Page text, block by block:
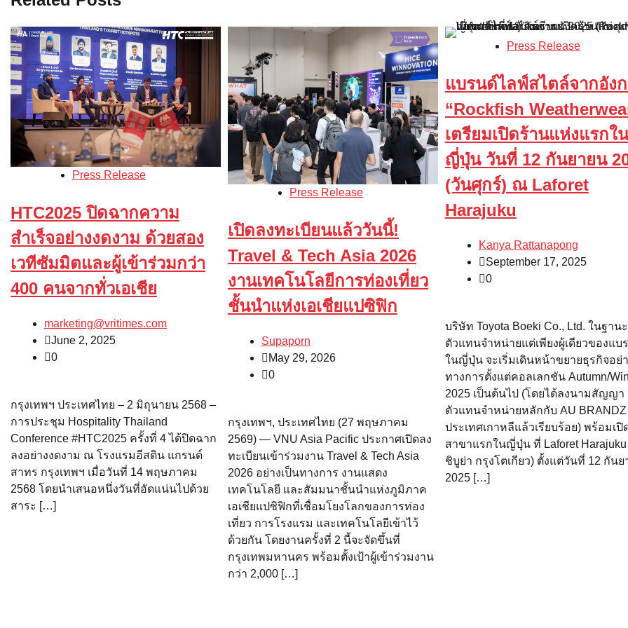
Press Release
HTC2025 ปิดฉากความ
สำเร็จอย่างงดงาม ด้วยสอง
เวทีซัมมิตและผู้เข้าร่วมกว่า
400 คนจากทั่วเอเชีย
marketing@vritimes.com
June 2, 2025
0
กรุงเทพฯ ประเทศไทย – 2 มิถุนายน 2568 –
การประชุม Hospitality Thailand
Conference #HTC2025 ครั้งที่ 4 ได้ปิดฉาก
ลงอย่างงดงาม ณ โรงแรมอีสติน แกรนด์
สาทร กรุงเทพฯ เมื่อวันที่ 14 พฤษภาคม
2568 โดยนำเสนอหนึ่งวันที่อัดแน่นไปด้วย
สาระ […]
Press Release
เปิดลงทะเบียนแล้ววันนี้!
Travel & Tech Asia 2026
งานเทคโนโลยีการท่องเที่ยว
ชั้นนำแห่งเอเชียแปซิฟิก
Supaporn
May 29, 2026
0
กรุงเทพฯ, ประเทศไทย (27 พฤษภาคม
2569) — VNU Asia Pacific ประกาศเปิดลง
ทะเบียนเข้าร่วมงาน Travel & Tech Asia
2026 อย่างเป็นทางการ งานแสดง
เทคโนโลยี และสัมมนาชั้นนำแห่งภูมิภาค
เอเชียแปซิฟิกที่เชื่อมโยงโลกของการท่อง
เที่ยว การโรงแรม และเทคโนโลยีเข้าไว้
ด้วยกัน โดยงานครั้งที่ 2 นี้จะจัดขึ้นที่
กรุงเทพมหานคร พร้อมตั้งเป้าผู้เข้าร่วมงาน
กว่า 2,000 […]
Press Release
แบรนด์ไลฟ์สไตล์จากอัง
“Rockfish
เตรียมเปิดร้านแห่งแรกใน
ญี่ปุ่น วันที่ 12 กันยายน
(วันศุกร์) ณ Laforet
Harajuku
Kanya Rattanapong
September 17, 2025
0
บริษัท Toyota Boeki Co., Ltd. ในฐานะ
ตัวแทนจำหน่ายแต่เพียงผู้เดียวของแบ
ในญี่ปุ่น จะเริ่มเดินหน้าขยายธุรกิจอย่
ทางการตั้งแต่คอลเลกชัน Autumn/
2025 เป็นต้นไป (โดยได้ลงนามสัญญา
ตัวแทนจำหน่ายหลักกับ AU BRANDZ
ประเทศเกาหลีแล้วเรียบร้อย) พร้อมเปิ
สาขาแรกในญี่ปุ่น ที่ Laforet Harajuku
ชิบูย่า กรุงโตเกียว) ตั้งแต่วันที่ 12 กันย
2025 […]